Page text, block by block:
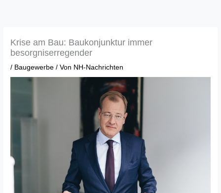
Krise am Bau: Baukonjunktur immer
besorgniserregender
/ Baugewerbe / Von NH-Nachrichten